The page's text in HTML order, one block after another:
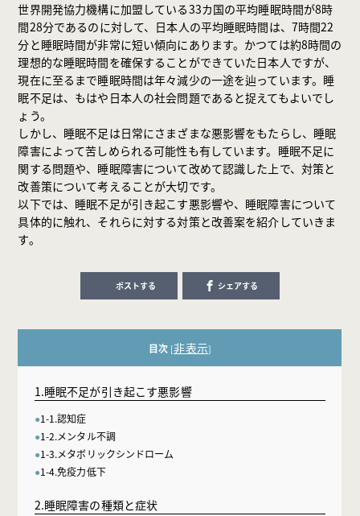
世界開発協力機構に加盟している33カ国の平均睡眠時間が8時
間28分であるのに対して、日本人の平均睡眠時間は、7時間22
分と睡眠時間が非常に短い傾向にあります。かつては約8時間の
理想的な睡眠時間を確保することができていた日本人ですが、
現在に至るまで睡眠時間は年々減少の一途を辿っています。睡
眠不足は、もはや日本人の社会問題であると捉えてもよいでし
ょう。
しかし、睡眠不足は日常にさまざまな悪影響をもたらし、睡眠
障害によって苦しめられる可能性も有しています。睡眠不足に
関する問題や、睡眠障害について改めて認識した上で、対策と
改善策について考えることが大切です。
以下では、睡眠不足が引き起こす悪影響や、睡眠障害について
具体的に触れ、それらに対する対策と改善案を紹介していきま
す。
ポストする シェアする
目次 [非表示]
1.睡眠不足が引き起こす悪影響
1-1.認知症
1-2.メンタル不調
1-3.メタボリックシンドローム
1-4.免疫力低下
2.睡眠障害の種類と症状